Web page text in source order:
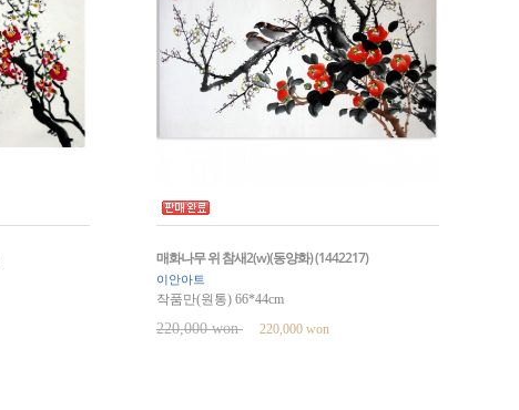
매화나무 위 참새2(w)(동양화) (1442217)
이안아트
작품만(원통) 66*44cm
220,000 won 220,000 won